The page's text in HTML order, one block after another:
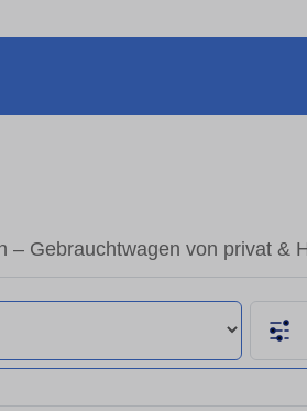
– Gebrauchtwagen von privat &